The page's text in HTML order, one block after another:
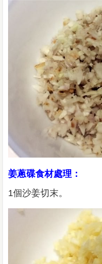
姜蔥碟食材處理：
1個沙姜切末。